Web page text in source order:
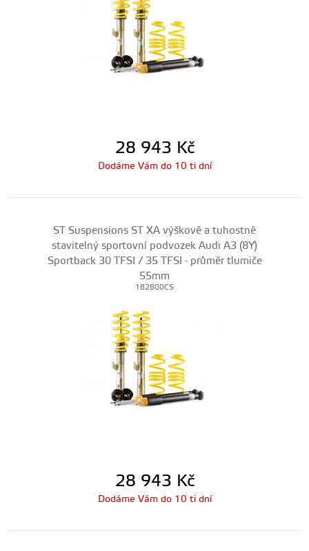
28 943 Kč
Dodáme Vám do 10 ti dní
ST Suspensions ST XA výškově a tuhostně
stavitelný sportovní podvozek Audi A3 (8Y)
Sportback 30 TFSI / 35 TFSI - průměr tlumiče
55mm
182800CS
28 943 Kč
Dodáme Vám do 10 ti dní